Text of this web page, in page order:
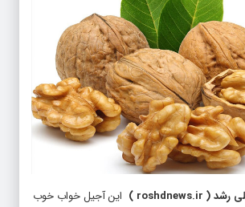
رشد(
roshdnews.ir
) این آجیل خواب خوب